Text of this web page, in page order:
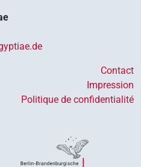
Contact
Impression
Politique de confidentialité